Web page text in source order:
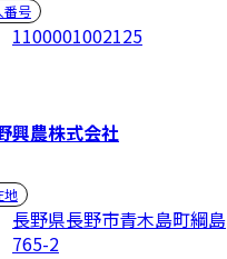
番号
1100001002125
興農株式会社
地
長野県長野市青木島町綱島
765-2